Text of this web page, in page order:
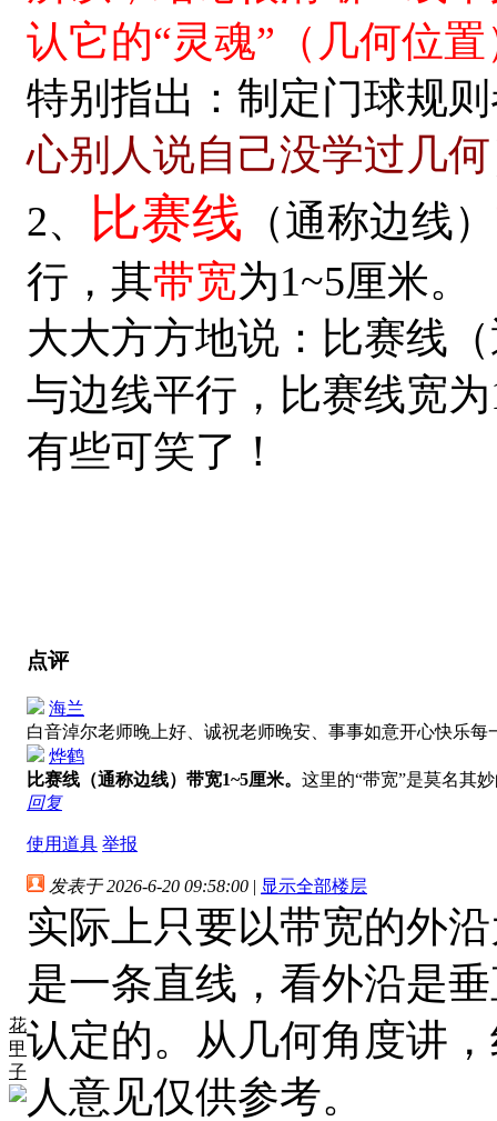
认它的“灵魂”（几何位
特别指出：制定门球规
心别人说自己没学过几何
2、 比赛线 （通称边线）
行，其带宽为1~5厘米。
大大方方地说：比赛线
与边线平行，比赛线宽
有些可笑了！
点评
海兰
白音淖尔老师晚上好、诚祝老师晚安、事事如意开心快乐
烨鹤
比赛线（通称边线）带宽1~5厘米。 这里的“带宽”是莫名其
回复
使用道具 举报
花
甲
子
发表于 2026-6-20 09:58:00 | 显示全部楼层
实际上只要以带宽的外
是一条直线，看外沿是
认定的。从几何角度讲
人意见仅供参考。